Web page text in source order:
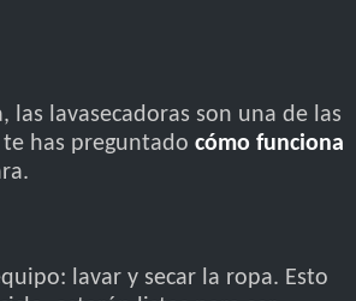
lavasecadoras son una de las
has preguntado cómo funciona
lavar y secar la ropa. Esto